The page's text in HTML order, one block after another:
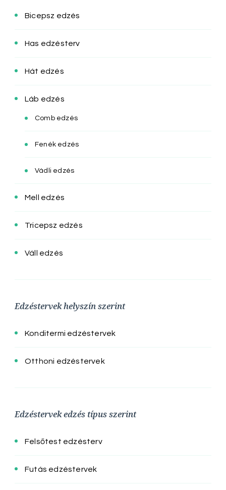
Bicepsz edzés
Has edzésterv
Hát edzés
Láb edzés
Comb edzés
Fenék edzés
Vádli edzés
Mell edzés
Tricepsz edzés
Váll edzés
Edzéstervek helyszín szerint
Konditermi edzéstervek
Otthoni edzéstervek
Edzéstervek edzés típus szerint
Felsőtest edzésterv
Futás edzéstervek